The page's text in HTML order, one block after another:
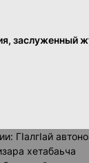
заслуженный